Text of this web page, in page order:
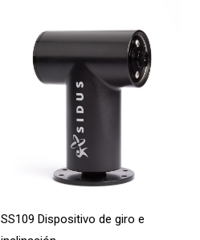
SS109 Dispositivo de giro e